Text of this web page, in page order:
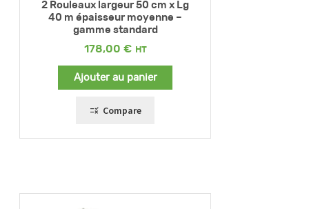
2 Rouleaux largeur 50 cm x Lg
40 m épaisseur moyenne –
gamme standard
178,00 €
Ajouter au panier
Compare